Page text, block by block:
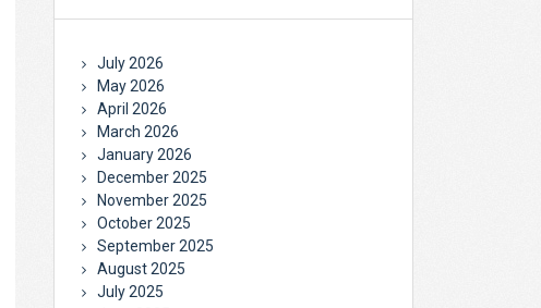
July 2026
May 2026
April 2026
March 2026
January 2026
December 2025
November 2025
October 2025
September 2025
August 2025
July 2025